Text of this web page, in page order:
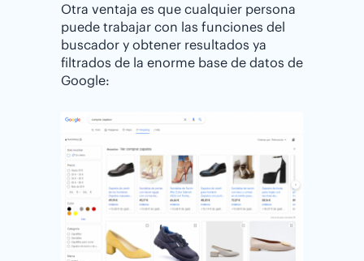
Otra ventaja es que cualquier persona
puede trabajar con las funciones del
buscador y obtener resultados ya
filtrados de la enorme base de datos de
Google: